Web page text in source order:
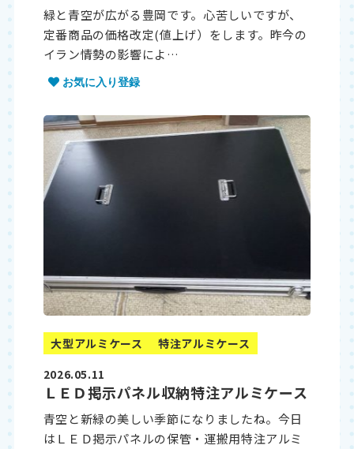
緑と青空が広がる豊岡です。心苦しいですが、
定番商品の価格改定(値上げ）をします。昨今の
イラン情勢の影響によ…
お気に入り登録
大型アルミケース
特注アルミケース
2026.05.11
ＬＥＤ掲示パネル収納特注アルミケース
青空と新緑の美しい季節になりましたね。今日
はＬＥＤ掲示パネルの保管・運搬用特注アルミ